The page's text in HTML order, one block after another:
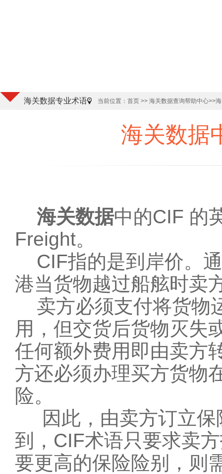
海关数据专业术语 当前位置： 首页 >> 海关数据查询帮助中心>>
海关数据
海关数据中的CIF 的
Freight。
CIF指的是到岸价。
港当货物越过船舷时卖
卖方必须支付将货物
用，但交货后货物灭失
任何额外费用即由卖方
方还必须办理买方货物
险。
因此，由卖方订立保
到，CIF术语只要求卖
要更高的保险险别，则